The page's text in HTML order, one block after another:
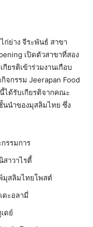
ก่ย่าง จีระพันธ์ สาขา
เปิดตัวสาขาที่สอง
ยรติเข้าร่วมงานเกือบ
จกรรม Jeerapan Food
ได้รับเกียรติจากคณะ
นำของมุสลิมไทย ซึ่ง
รรมการ
าวาไรตี้
มุสลิมไทยโพสต์
ะอลามี่
ดย์